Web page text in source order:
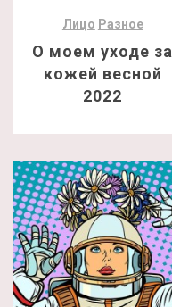
Лицо Разное
О моем уходе за
кожей весной
2022